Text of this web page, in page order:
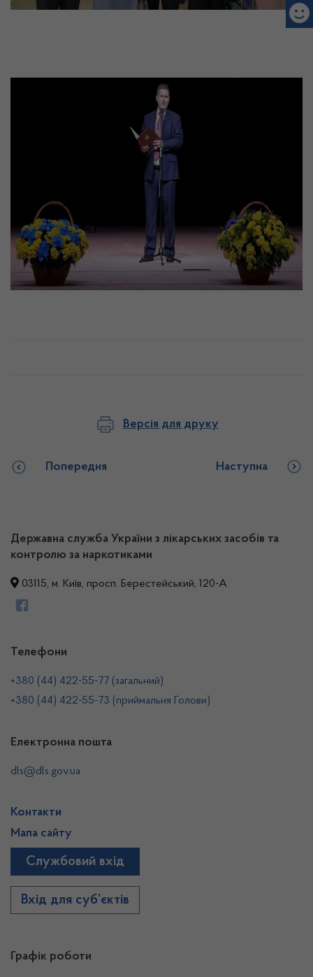
Версія для друку
Попередня Наступна
Державна служба України з лікарських засобів та
контролю за наркотиками
03115, м. Київ, просп. Берестейський, 120-А
Графік роботи
Телефони
+380 (44) 422-55-77 (загальний)
+380 (44) 422-55-73 (приймальня Голови)
Електронна пошта
dls@dls.gov.ua
Контакти
Мапа сайту
Службовий вхід
Вхід для суб’єктів